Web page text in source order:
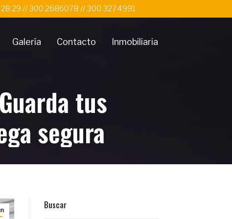
28 29 // 300 2686078 // 300 3274991
Galería Contacto Inmobiliaria
tus
segura
Buscar